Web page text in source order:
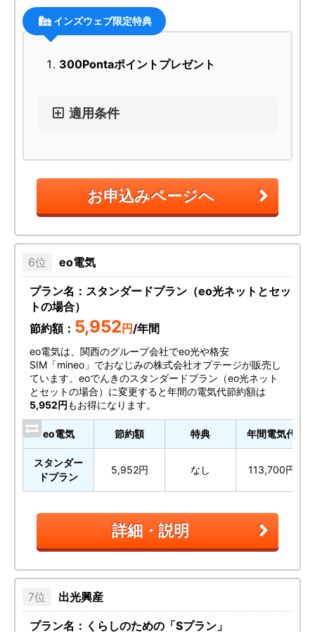
インズウェブ限定特典
300Pontaポイントプレゼント
適用条件
お申込みページへ
eo電気
プラン名：スタンダードプラン（eo光ネットとセッ
トの場合）
節約額： 5,952円/年間
eo電気は、関西のグループ会社でeo光や格安
SIM「mineo」でおなじみの株式会社オプテージが販売し
ています。eoでんきのスタンダードプラン（eo光ネット
とセットの場合）に変更すると年間の電気代節約額は
5,952円もお得になります。
eo電気 節約額 特典 年間電気代
スタンダー
ドプラン
5,952円 なし 113,700円
詳細・説明
出光興産
プラン名：くらしのための「Sプラン」